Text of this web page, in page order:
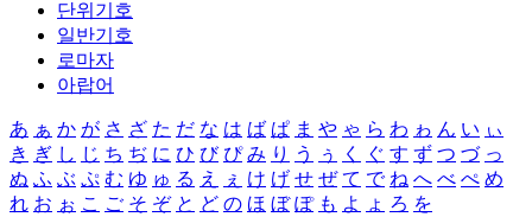
단위기호
일반기호
로마자
아랍어
あ ぁ か が さ ざ た だ な は ば ぱ ま や ゃ ら わ ゎ ん い ぃ
き ぎ し じ ち ぢ に ひ び ぴ み り う ぅ く ぐ す ず つ づ っ
ぬ ふ ぶ ぷ む ゆ ゅ る え ぇ け げ せ ぜ て で ね へ べ ぺ め
れ お ぉ こ ご そ ぞ と ど の ほ ぼ ぽ も よ ょ ろ を